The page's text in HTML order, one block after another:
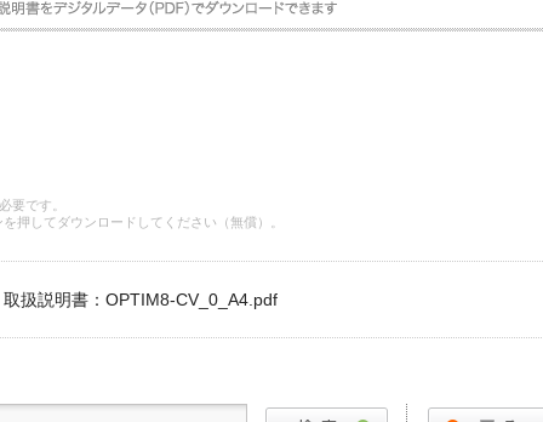
要です。
押してダウンロードしてください（無償）。
取扱説明書：OPTIM8-CV_0_A4.pdf